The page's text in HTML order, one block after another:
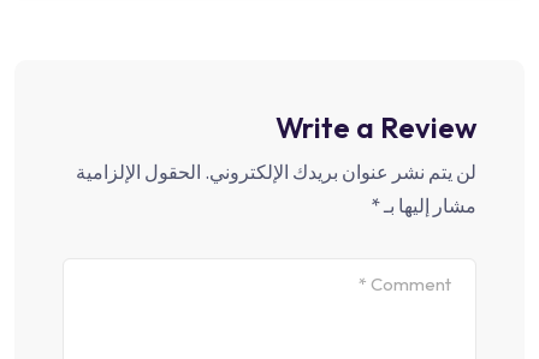
Write a Review
لن يتم نشر عنوان بريدك الإلكتروني. الحقول الإلزامية
مشار إليها بـ*